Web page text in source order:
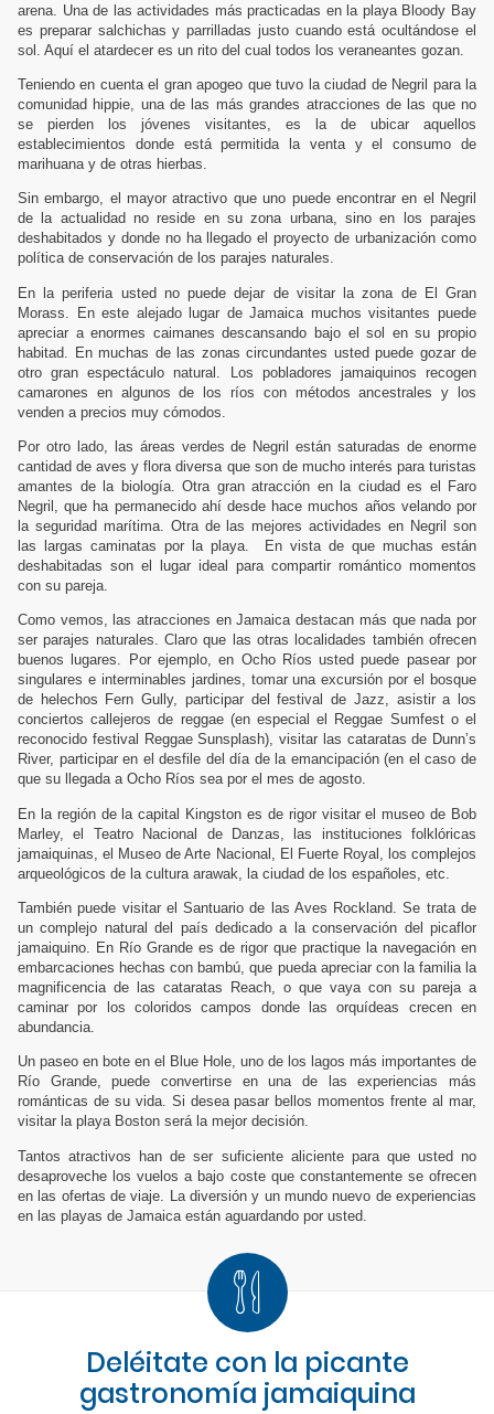
arena. Una de las actividades más practicadas en la playa Bloody Bay
es preparar salchichas y parrilladas justo cuando está ocultándose el
sol. Aquí el atardecer es un rito del cual todos los veraneantes gozan.
Teniendo en cuenta el gran apogeo que tuvo la ciudad de Negril para la
comunidad hippie, una de las más grandes atracciones de las que no
se pierden los jóvenes visitantes, es la de ubicar aquellos
establecimientos donde está permitida la venta y el consumo de
marihuana y de otras hierbas.
Sin embargo, el mayor atractivo que uno puede encontrar en el Negril
de la actualidad no reside en su zona urbana, sino en los parajes
deshabitados y donde no ha llegado el proyecto de urbanización como
política de conservación de los parajes naturales.
En la periferia usted no puede dejar de visitar la zona de El Gran
Morass. En este alejado lugar de Jamaica muchos visitantes puede
apreciar a enormes caimanes descansando bajo el sol en su propio
habitad. En muchas de las zonas circundantes usted puede gozar de
otro gran espectáculo natural. Los pobladores jamaiquinos recogen
camarones en algunos de los ríos con métodos ancestrales y los
venden a precios muy cómodos.
Por otro lado, las áreas verdes de Negril están saturadas de enorme
cantidad de aves y flora diversa que son de mucho interés para turistas
amantes de la biología. Otra gran atracción en la ciudad es el Faro
Negril, que ha permanecido ahí desde hace muchos años velando por
la seguridad marítima. Otra de las mejores actividades en Negril son
las largas caminatas por la playa.
En vista de que muchas están
deshabitadas son el lugar ideal para compartir romántico momentos
con su pareja.
Como vemos, las atracciones en Jamaica destacan más que nada por
ser parajes naturales. Claro que las otras localidades también ofrecen
buenos lugares. Por ejemplo, en Ocho Ríos usted puede pasear por
singulares e interminables jardines, tomar una excursión por el bosque
de helechos Fern Gully, participar del festival de Jazz, asistir a los
conciertos callejeros de reggae (en especial el Reggae Sumfest o el
reconocido festival Reggae Sunsplash), visitar las cataratas de Dunn’s
River, participar en el desfile del día de la emancipación (en el caso de
que su llegada a Ocho Ríos sea por el mes de agosto.
En la región de la capital Kingston es de rigor visitar el museo de Bob
Marley, el Teatro Nacional de Danzas, las instituciones folklóricas
jamaiquinas, el Museo de Arte Nacional, El Fuerte Royal, los complejos
arqueológicos de la cultura arawak, la ciudad de los españoles, etc.
También puede visitar el Santuario de las Aves Rockland. Se trata de
un complejo natural del país dedicado a la conservación del picaflor
jamaiquino. En Río Grande es de rigor que practique la navegación en
embarcaciones hechas con bambú, que pueda apreciar con la familia la
magnificencia de las cataratas Reach, o que vaya con su pareja a
caminar por los coloridos campos donde las orquídeas crecen en
abundancia.
Un paseo en bote en el Blue Hole, uno de los lagos más importantes de
Río Grande, puede convertirse en una de las experiencias más
románticas de su vida. Si desea pasar bellos momentos frente al mar,
visitar la playa Boston será la mejor decisión.
Tantos atractivos han de ser suficiente aliciente para que usted no
desaproveche los vuelos a bajo coste que constantemente se ofrecen
en las ofertas de viaje. La diversión y un mundo nuevo de experiencias
en las playas de Jamaica están aguardando por usted.
Deléitate con la picante
gastronomía jamaiquina